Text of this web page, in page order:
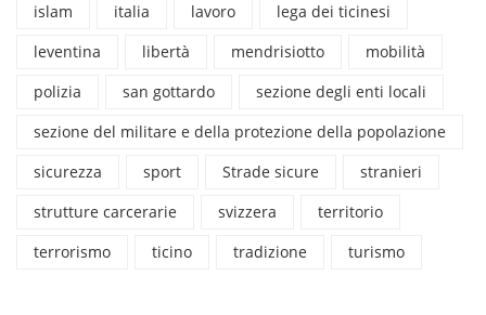
islam
italia lavoro
lega dei ticinesi
leventina
libertà mendrisiotto
mobilità
polizia
san gottardo
sezione degli enti locali
sezione del militare e della protezione della popolazione
sicurezza
sport Strade sicure
stranieri
strutture carcerarie
svizzera
territorio
terrorismo
ticino tradizione turismo